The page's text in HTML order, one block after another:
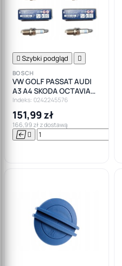
 Szybki podgląd 
BOSCH
VW GOLF PASSAT AUDI
A3 A4 SKODA OCTAVIA
1.8 2.0 TFSI 4X ŚWIECA
ZAPŁONOWA
Indeks: 0242245576
151,99 zł
166,99 zł z dostawą
 